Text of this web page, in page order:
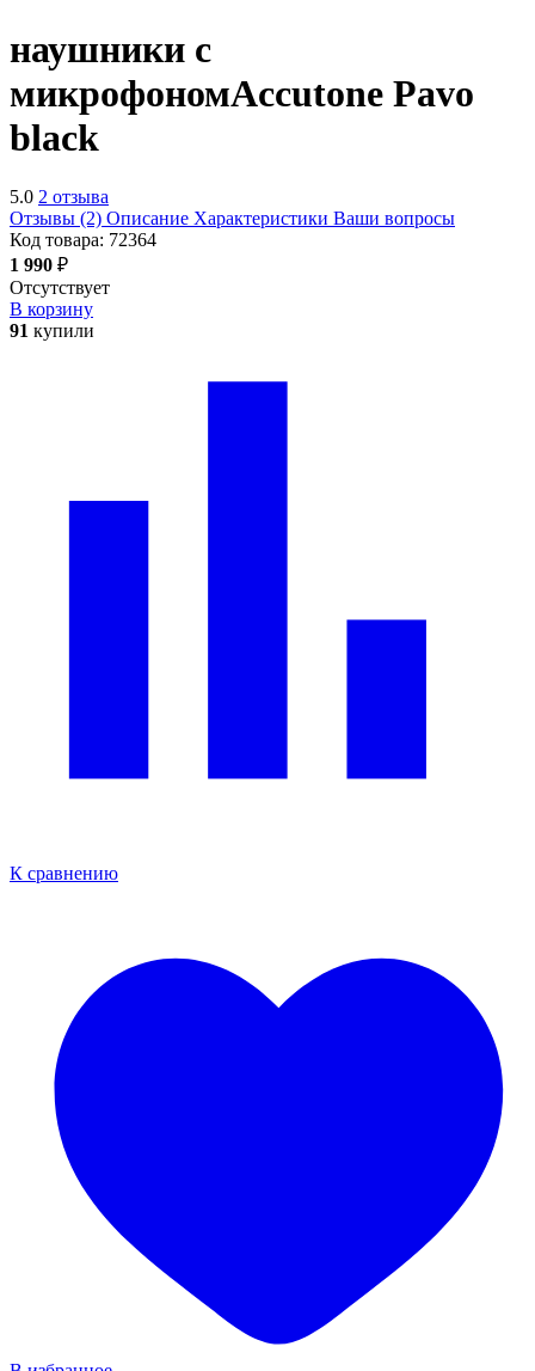
наушники с
микрофономAccutone Pavo
black
5.0 2 отзыва
Отзывы (2) Описание Характеристики Ваши вопросы
Код товара: 72364
1 990 ₽
Отсутствует
В корзину
91 купили
К сравнению